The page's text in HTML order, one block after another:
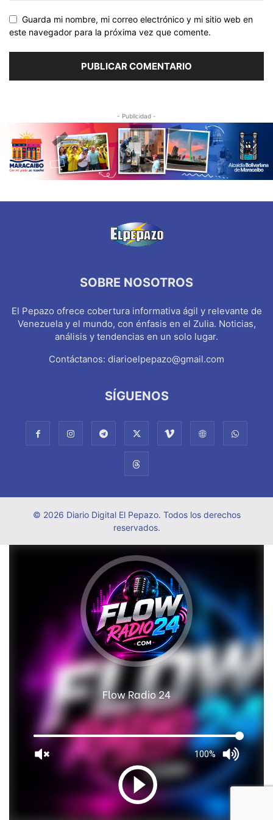
Guarda mi nombre, mi correo electrónico y mi sitio web en
este navegador para la próxima vez que comente.
- Publicidad -
SOBRE NOSOTROS
El Pepazo ofrece cobertura informativa ágil y relevante de
Venezuela y el mundo, con énfasis en el Zulia. Noticias,
análisis y tendencias en un solo lugar.
Contáctanos: diarioelpepazo@gmail.com
SÍGUENOS
© 2026 Diario Digital El Pepazo. Todos los derechos
reservados.